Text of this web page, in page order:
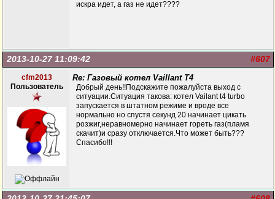
искра идет, а газ не идет????
#607
2013-10-27 11:09:42
cfm2013
Пользователь
Re: Газовый котел Vaillant T4
Добрый день!!Подскажите пожалуйста выход с
ситуации.Ситуация такова: котел Vailant t4 turbo
запускается в штатном режиме и вроде все
нормально но спустя секунд 20 начинает цикать
розжиг,неравномерно начинает гореть газ(пламя
скачит)и сразу отключается.Что может быть???
Спасибо!!!